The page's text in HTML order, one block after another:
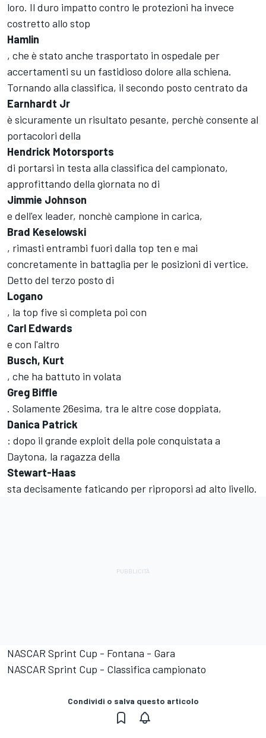
loro. Il duro impatto contro le protezioni ha invece
costretto allo stop
Hamlin
, che è stato anche trasportato in ospedale per
accertamenti su un fastidioso dolore alla schiena.
Tornando alla classifica, il secondo posto centrato da
Earnhardt Jr
è sicuramente un risultato pesante, perchè consente al
portacolori della
Hendrick Motorsports
di portarsi in testa alla classifica del campionato,
approfittando della giornata no di
Jimmie Johnson
e dell'ex leader, nonchè campione in carica,
Brad Keselowski
, rimasti entrambi fuori dalla top ten e mai
concretamente in battaglia per le posizioni di vertice.
Detto del terzo posto di
Logano
, la top five si completa poi con
Carl Edwards
e con l'altro
Busch, Kurt
, che ha battuto in volata
Greg Biffle
. Solamente 26esima, tra le altre cose doppiata,
Danica Patrick
: dopo il grande exploit della pole conquistata a
Daytona, la ragazza della
Stewart-Haas
sta decisamente faticando per riproporsi ad alto livello.
NASCAR Sprint Cup - Fontana - Gara
NASCAR Sprint Cup - Classifica campionato
Condividi o salva questo articolo